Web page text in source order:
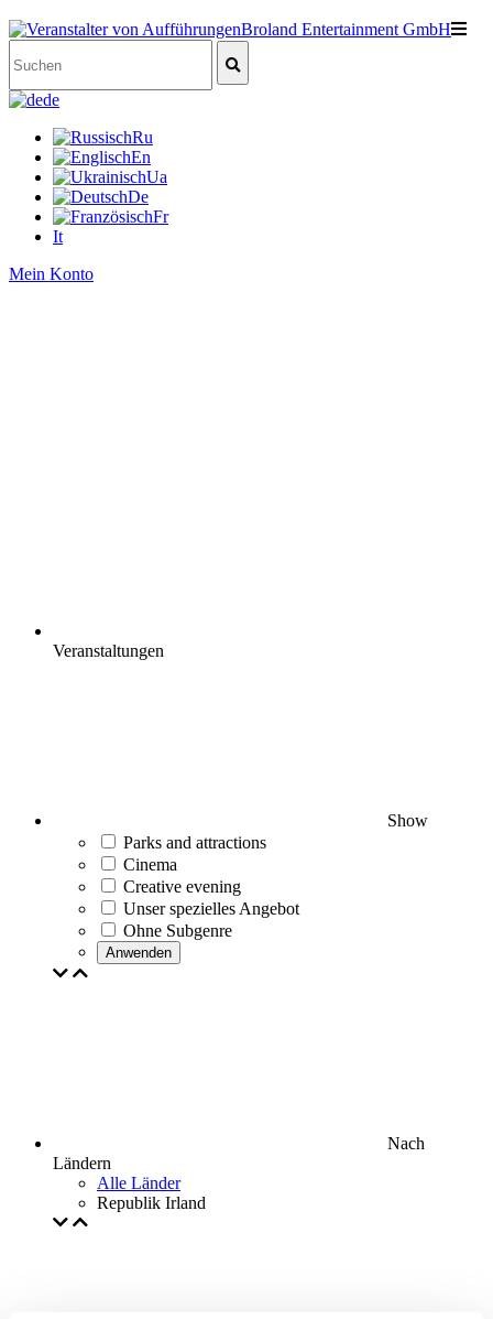
de
Ru
En
Ua
De
Fr
It
Mein Konto
Veranstaltungen
Show
Parks and attractions
Cinema
Creative evening
Unser spezielles Angebot
Ohne Subgenre
Anwenden
Nach
Ländern
Alle Länder
Republik Irland